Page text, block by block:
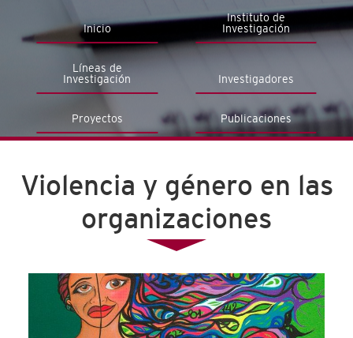
Inicio
Instituto de
Investigación
Líneas de
Investigación
Investigadores
Proyectos Publicaciones
Violencia y género en las
organizaciones